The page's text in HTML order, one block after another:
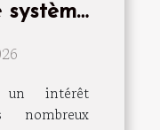
système
un intérêt
nombreux